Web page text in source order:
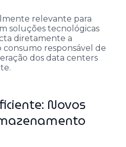
relevante para
soluções tecnológicas
diretamente a
responsável de
dos data centers
Novos